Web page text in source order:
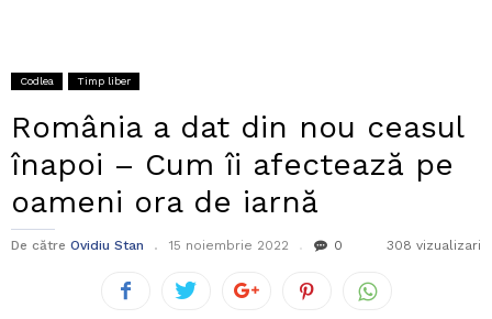
Codlea Timp liber
România a dat din nou ceasul
înapoi – Cum îi afectează pe
oameni ora de iarnă
De către Ovidiu Stan 15 noiembrie 2022 0 308 vizualizari